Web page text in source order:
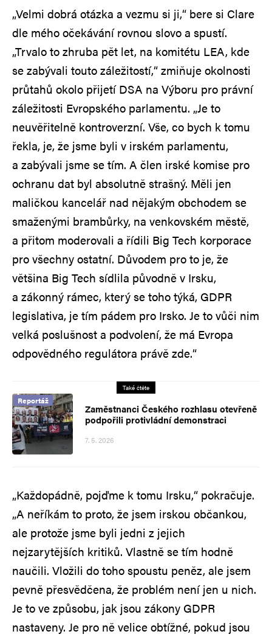
„Velmi dobrá otázka a vezmu si ji,“ bere si Clare
dle mého očekávání rovnou slovo a spustí.
„Trvalo to zhruba pět let, na komitétu LEA, kde
se zabývali touto záležitostí,“ zmiňuje okolnosti
průtahů okolo přijetí DSA na Výboru pro právní
záležitosti Evropského parlamentu. „Je to
neuvěřitelně kontroverzní. Vše, co bych k tomu
řekla, je, že jsme byli v irském parlamentu,
a zabývali jsme se tím. A člen irské komise pro
ochranu dat byl absolutně strašný. Měli jen
maličkou kancelář nad nějakým obchodem se
smaženými brambůrky, na venkovském městě,
a přitom moderovali a řídili Big Tech korporace
pro všechny ostatní. Důvodem pro to je, že
většina Big Tech sídlila původně v Irsku,
a zákonný rámec, který se toho týká, GDPR
legislativa, je tím pádem pro Irsko. Je to vůči nim
velká poslušnost a podvolení, že má Evropa
odpovědného regulátora právě zde.“
Také čtěte
Reportáž
Zaměstnanci Českého rozhlasu otevřeně
podpořili protivládní demonstraci
7. 5. 2026
„Každopádně, pojďme k tomu Irsku,“ pokračuje.
„A neříkám to proto, že jsem irskou občankou,
ale protože jsme byli jedni z jejich
nejzarytějších kritiků. Vlastně se tím hodně
naučili. Vložili do toho spoustu peněz, ale jsem
pevně přesvědčena, že problém není jen u nich.
Je to ve způsobu, jak jsou zákony GDPR
nastaveny. Je pro ně velice obtížné, pokud jsou